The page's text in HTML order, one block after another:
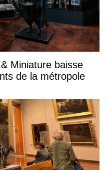
Miniature baisse
de la métropole